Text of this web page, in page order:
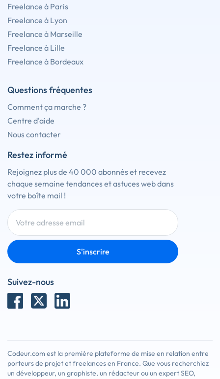
Freelance à Paris
Freelance à Lyon
Freelance à Marseille
Freelance à Lille
Freelance à Bordeaux
Questions fréquentes
Comment ça marche ?
Centre d'aide
Nous contacter
Restez informé
Rejoignez plus de 40 000 abonnés et recevez
chaque semaine tendances et astuces web dans
votre boîte mail !
S'inscrire
Suivez-nous
Codeur.com est la première plateforme de mise en relation entre
porteurs de projet et freelances en France. Que vous recherchiez
un développeur, un graphiste, un rédacteur ou un expert SEO,